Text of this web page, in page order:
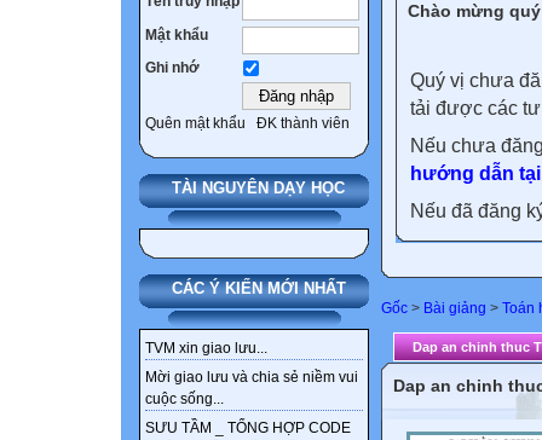
Mật khẩu
Ghi nhớ
Quên mật khẩu ĐK thành viên
TÀI NGUYÊN DẠY HỌC
CÁC Ý KIẾN MỚI NHẤT
TVM xin giao lưu...
Mời giao lưu và chia sẻ niềm vui
cuộc sống...
SƯU TẦM _ TỔNG HỢP CODE
Chào mừng
Quý vị chưa
tải được các
Nếu chưa
hướng dẫn
Nếu đã đăng
Gốc > Bài giảng > Toán
Dap an chinh thuc
Dap an chinh